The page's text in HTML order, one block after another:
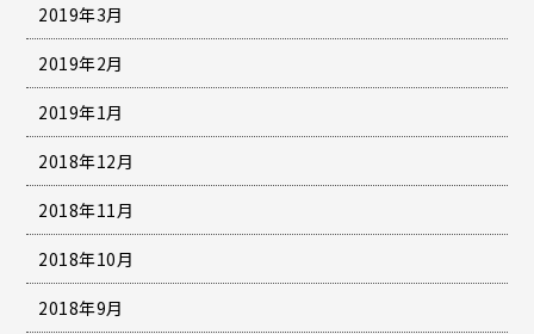
2019年3月
2019年2月
2019年1月
2018年12月
2018年11月
2018年10月
2018年9月